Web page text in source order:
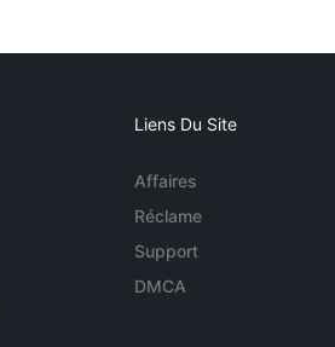
Liens Du Site
Affaires
Réclame
Support
DMCA